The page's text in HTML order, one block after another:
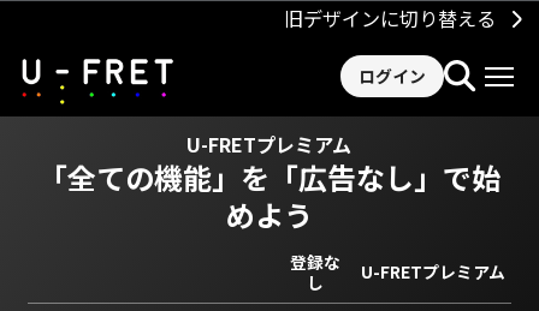
旧デザインに切り替える
ログイン
U-FRETプレミアム
「全ての機能」を 「広告なし」で始
めよう
登録な
し
U-FRETプレミアム